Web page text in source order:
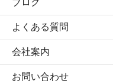
ブログ
よくある質問
会社案内
お問い合わせ